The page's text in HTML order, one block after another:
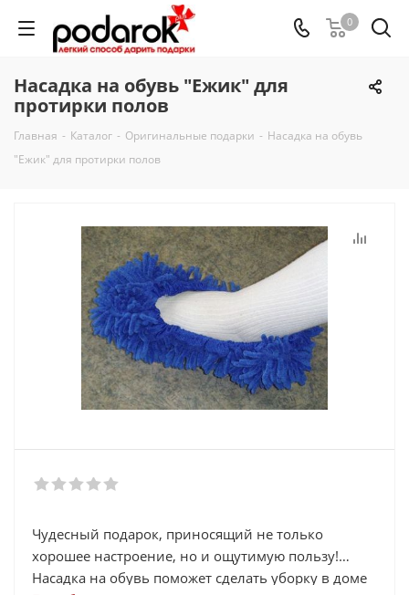
0
Насадка на обувь "Ежик" для
протирки полов
Главная - Каталог - Оригинальные подарки - Насадка на обувь
"Ежик" для протирки полов
Чудесный подарок, приносящий не только
хорошее настроение, но и ощутимую пользу!
Насадка на обувь поможет сделать уборку в доме